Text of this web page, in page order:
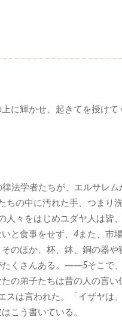
に輝かせ、起きてを授け
法学者たちが、エルサレム
ちの中に汚れた手、つまり
々をはじめユダヤ人は皆
と食事をせず、 4また、市
のほか、杯、鉢、銅の器や
たくさんある。――5そこで
の弟子たちは昔の人の言い
スは言われた。「イザヤは
こう書いている。